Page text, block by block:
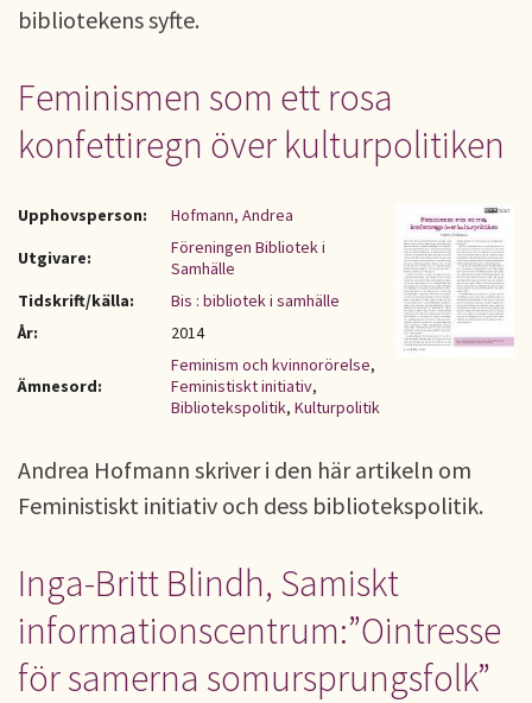
bibliotekens syfte.
Feminismen som ett rosa
konfettiregn över kulturpolitiken
Upphovsperson:
Hofmann, Andrea
Utgivare:
Föreningen Bibliotek i
Samhälle
Tidskrift/källa:
Bis : bibliotek i samhälle
År:
2014
Ämnesord:
Feminism och kvinnorörelse,
Feministiskt initiativ,
Bibliotekspolitik, Kulturpolitik
Andrea Hofmann skriver i den här artikeln om
Feministiskt initiativ och dess bibliotekspolitik.
Inga-Britt Blindh, Samiskt
informationscentrum:”Ointresse
för samerna somursprungsfolk”